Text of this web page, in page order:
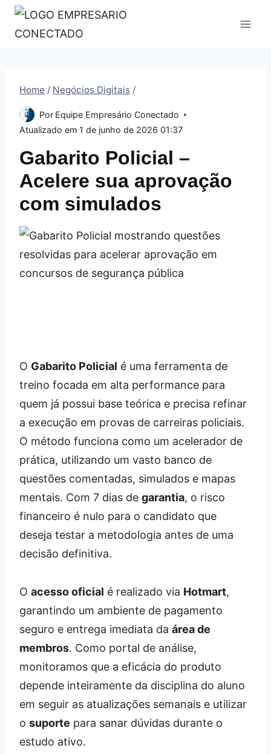
Pular
para
Home / Negócios Digitais /
Por Equipe Empresário Conectado
Atualizado em 1 de junho de 2026 01:37
Gabarito Policial –
Acelere sua aprovação
com simulados
O Gabarito Policial é uma ferramenta de
treino focada em alta performance para
quem já possui base teórica e precisa refinar
a execução em provas de carreiras policiais.
O método funciona como um acelerador de
prática, utilizando um vasto banco de
questões comentadas, simulados e mapas
mentais. Com 7 dias de garantia, o risco
financeiro é nulo para o candidato que
deseja testar a metodologia antes de uma
decisão definitiva.
O acesso oficial é realizado via Hotmart,
garantindo um ambiente de pagamento
seguro e entrega imediata da área de
membros. Como portal de análise,
monitoramos que a eficácia do produto
depende inteiramente da disciplina do aluno
em seguir as atualizações semanais e utilizar
o suporte para sanar dúvidas durante o
estudo ativo.